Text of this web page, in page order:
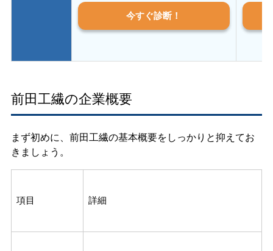
今すぐ診断！
前田工繊の企業概要
まず初めに、前田工繊の基本概要をしっかりと抑えてお
きましょう。
項目 詳細